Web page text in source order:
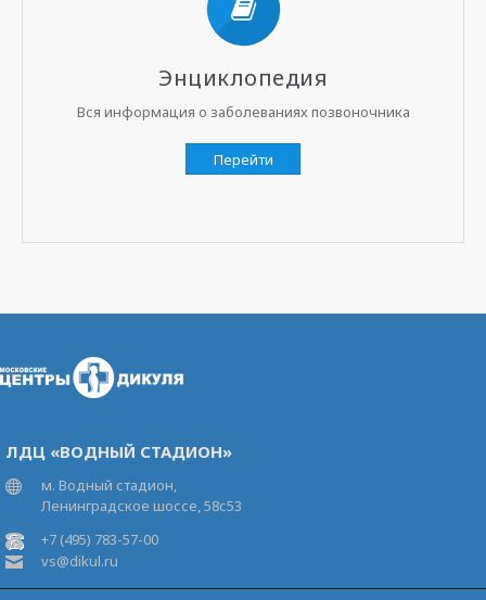
Энциклопедия
Вся информация о заболеваниях позвоночника
Перейти
ЛДЦ «ВОДНЫЙ СТАДИОН»
м. Водный стадион,
Ленинградское шоссе, 58с53
+7 (495) 783-57-00
vs@dikul.ru